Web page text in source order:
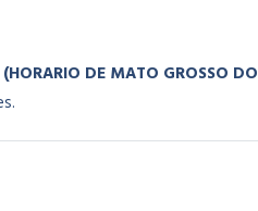
DE MATO GROSSO